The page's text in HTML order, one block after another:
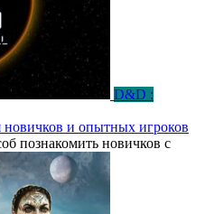
D&D :
и опытных игроков
познакомить новичков с